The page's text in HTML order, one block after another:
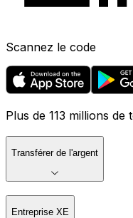
Scannez le code
Plus de 113 millions
Transférer de l'argent
Entreprise XE